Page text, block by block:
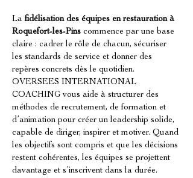
La fidélisation des équipes en restauration à
Roquefort-les-Pins commence par une base
claire : cadrer le rôle de chacun, sécuriser
les standards de service et donner des
repères concrets dès le quotidien.
OVERSEES INTERNATIONAL
COACHING vous aide à structurer des
méthodes de recrutement, de formation et
d’animation pour créer un leadership solide,
capable de diriger, inspirer et motiver. Quand
les objectifs sont compris et que les décisions
restent cohérentes, les équipes se projettent
davantage et s’inscrivent dans la durée.